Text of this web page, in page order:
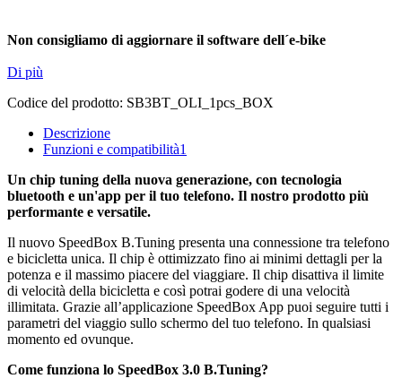
Non consigliamo di aggiornare il software dell´e-bike
Di più
Codice del prodotto: SB3BT_OLI_1pcs_BOX
Descrizione
Funzioni e compatibilità1
Un chip tuning della nuova generazione, con tecnologia
bluetooth e un'app per il tuo telefono. Il nostro prodotto più
performante e versatile.
Il nuovo SpeedBox B.Tuning presenta una connessione tra telefono
e bicicletta unica. Il chip è ottimizzato fino ai minimi dettagli per la
potenza e il massimo piacere del viaggiare. Il chip disattiva il limite
di velocità della bicicletta e così potrai godere di una velocità
illimitata. Grazie all’applicazione SpeedBox App puoi seguire tutti i
parametri del viaggio sullo schermo del tuo telefono. In qualsiasi
momento ed ovunque.
Come funziona lo SpeedBox 3.0 B.Tuning?